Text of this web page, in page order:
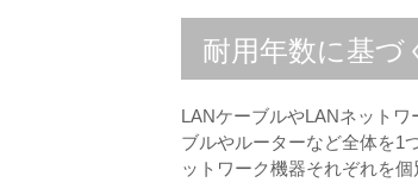
耐用年数に基づ
LANケーブルやLANネット
ブルやルーターなど全体を1
ットワーク機器それぞれを